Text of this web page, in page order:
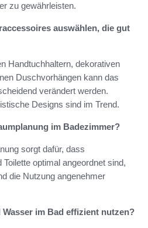
zu gewährleisten.
auswählen, die gut
Handtuchhaltern, dekorativen
Duschvorhängen kann das
verändert werden.
Designs sind im Trend.
im Badezimmer?
sorgt dafür, dass
optimal angeordnet sind,
die Nutzung angenehmer
im Bad effizient nutzen?